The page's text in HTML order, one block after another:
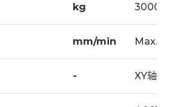
kg 3000
mm/min Max.
- XY轴
件加工时，定位精度不受工件重量
机般的高精度加工。